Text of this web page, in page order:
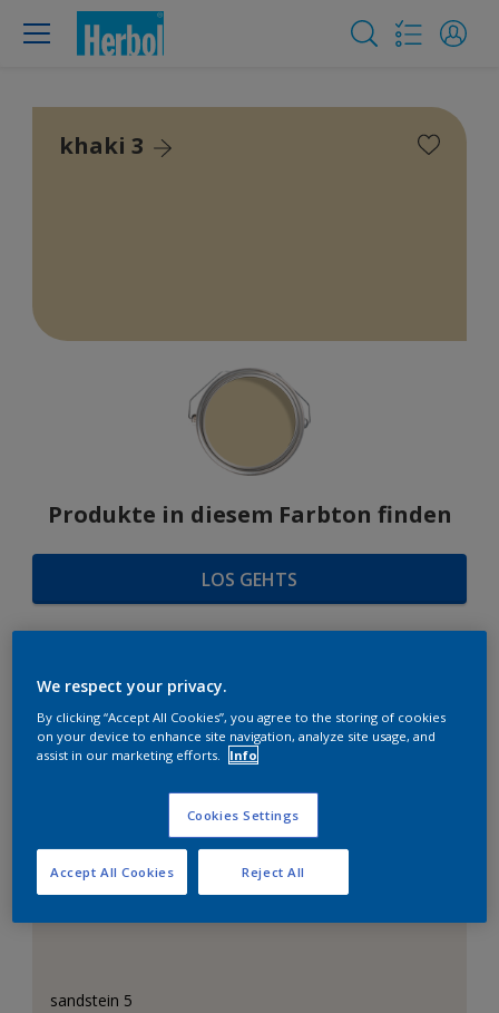
khaki 3
Produkte in diesem Farbton finden
LOS GEHTS
FARBAUSWAHL
Das perfekte Weiß
sandstein 5
We respect your privacy.
By clicking “Accept All Cookies”, you agree to the storing of cookies
on your device to enhance site navigation, analyze site usage, and
assist in our marketing efforts.
Info
Cookies Settings
Reject All
Accept All Cookies